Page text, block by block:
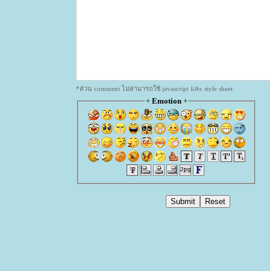
*ส่วน comment ไม่สามารถใช้ javascript และ style sheet
+ Emotion+